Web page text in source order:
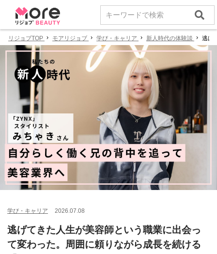
リジョブTOP モアリジョブ 学び・キャリア 新人時代の体験談 逃げ
学び・キャリア 2026.07.08
逃げてきた人生が美容師という職業に出会っ
て変わった。周囲に頼りながら成長を続ける